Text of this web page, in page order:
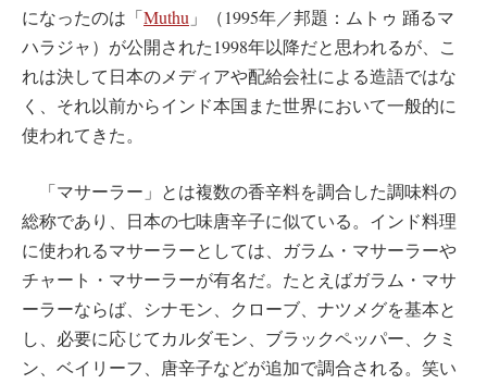
になったのは「Muthu 」（1995年／邦題：ムトゥ 踊るマ
ハラジャ）が公開された1998年以降だと思われるが、こ
れは決して日本のメディアや配給会社による造語ではな
く、それ以前からインド本国また世界において一般的に
使われてきた。
「マサーラー」とは複数の香辛料を調合した調味料の
総称であり、日本の七味唐辛子に似ている。インド料理
に使われるマサーラーとしては、ガラム・マサーラーや
チャート・マサーラーが有名だ。たとえばガラム・マサ
ーラーならば、シナモン、クローブ、ナツメグを基本と
し、必要に応じてカルダモン、ブラックペッパー、クミ
ン、ベイリーフ、唐辛子などが追加で調合される。笑い